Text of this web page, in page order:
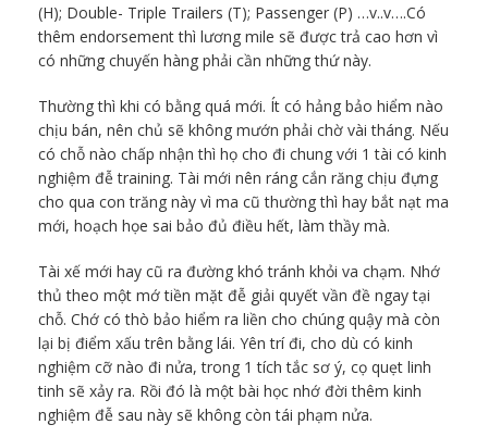
(H); Double- Triple Trailers (T); Passenger (P) …v..v….Có
thêm endorsement thì lương mile sẽ được trả cao hơn vì
có những chuyến hàng phải cần những thứ này.
Thường thì khi có bằng quá mới. Ít có hảng bảo hiểm nào
chịu bán, nên chủ sẽ không mướn phải chờ vài tháng. Nếu
có chỗ nào chấp nhận thì họ cho đi chung với 1 tài có kinh
nghiệm đễ training. Tài mới nên ráng cắn răng chịu đựng
cho qua con trăng này vì ma cũ thường thì hay bắt nạt ma
mới, hoạch họe sai bảo đủ điều hết, làm thầy mà.
Tài xế mới hay cũ ra đường khó tránh khỏi va chạm. Nhớ
thủ theo một mớ tiền mặt đễ giải quyết vần đề ngay tại
chỗ. Chớ có thò bảo hiểm ra liền cho chúng quậy mà còn
lại bị điểm xấu trên bằng lái. Yên trí đi, cho dù có kinh
nghiệm cỡ nào đi nửa, trong 1 tích tắc sơ ý, cọ quẹt linh
tinh sẽ xảy ra. Rồi đó là một bài học nhớ đời thêm kinh
nghiệm đễ sau này sẽ không còn tái phạm nửa.